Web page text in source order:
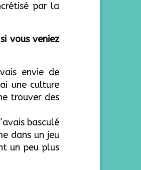
par la
vous veniez
envie de
une culture
trouver des
basculé
dans un jeu
un peu plus